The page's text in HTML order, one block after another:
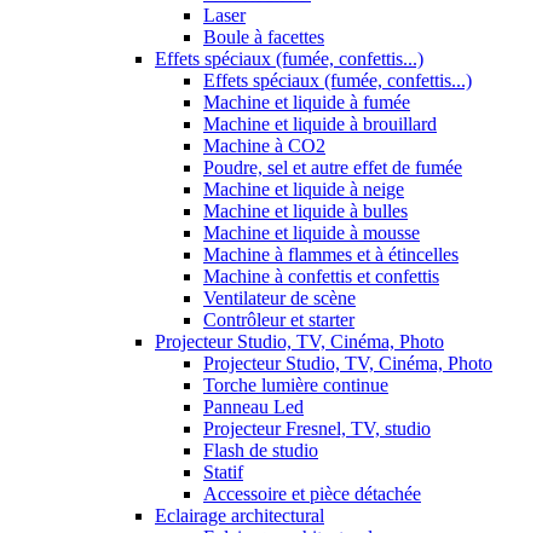
Laser
Boule à facettes
Effets spéciaux (fumée, confettis...)
Effets spéciaux (fumée, confettis...)
Machine et liquide à fumée
Machine et liquide à brouillard
Machine à CO2
Poudre, sel et autre effet de fumée
Machine et liquide à neige
Machine et liquide à bulles
Machine et liquide à mousse
Machine à flammes et à étincelles
Machine à confettis et confettis
Ventilateur de scène
Contrôleur et starter
Projecteur Studio, TV, Cinéma, Photo
Projecteur Studio, TV, Cinéma, Photo
Torche lumière continue
Panneau Led
Projecteur Fresnel, TV, studio
Flash de studio
Statif
Accessoire et pièce détachée
Eclairage architectural